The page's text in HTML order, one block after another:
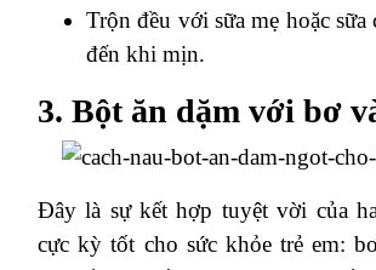
Trộn đều với sữa mẹ hoặc sữa
đến khi mịn.
3. Bột ăn dặm với bơ
Đây là sự kết hợp tuyệt vời của
cực kỳ tốt cho sức khỏe trẻ em: